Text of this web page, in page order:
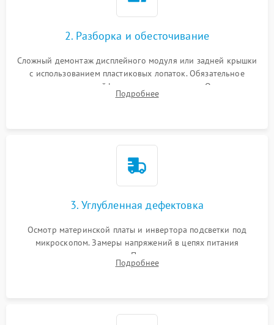
Повреждение внутренних проводов
Механические повреждения
Поломка батареи (если
Неисправность тачпада
1500 ₽ Подробнее →
1000 ₽
Неисправность BIOS 1500 ₽ Подробнее →
2. Разборка и обесточивание
Сложный демонтаж дисплейного модуля или задней крышки
с использованием пластиковых лопаток. Обязательное
отключение шлейфов матрицы и питания. Очистка
массивной системы охлаждения от скопившейся пыли.
Подробнее
3. Углубленная дефектовка
Осмотр материнской платы и инвертора подсветки под
микроскопом. Замеры напряжений в цепях питания
процессора и видеокарты. Проверка состояния жесткого
диска и оперативной памяти с помощью POST-карт и
Подробнее